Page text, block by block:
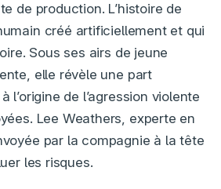
de production. L’histoire de
créé artificiellement et qui
Sous ses airs de jeune
elle révèle une part
l’origine de l’agression violente
Lee Weathers, experte en
par la compagnie à la tête
les risques.